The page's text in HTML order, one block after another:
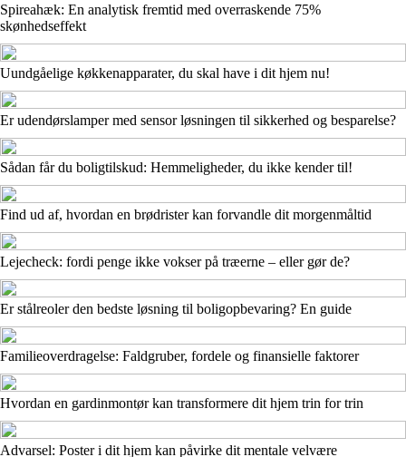
Spireahæk: En analytisk fremtid med overraskende 75%
skønhedseffekt
Uundgåelige køkkenapparater, du skal have i dit hjem nu!
Er udendørslamper med sensor løsningen til sikkerhed og besparelse?
Sådan får du boligtilskud: Hemmeligheder, du ikke kender til!
Find ud af, hvordan en brødrister kan forvandle dit morgenmåltid
Lejecheck: fordi penge ikke vokser på træerne – eller gør de?
Er stålreoler den bedste løsning til boligopbevaring? En guide
Familieoverdragelse: Faldgruber, fordele og finansielle faktorer
Hvordan en gardinmontør kan transformere dit hjem trin for trin
Advarsel: Poster i dit hjem kan påvirke dit mentale velvære